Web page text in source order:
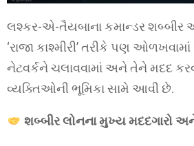
લશ્કર-એ-તૈયબાના કમાન્ડર
‘રાજા કાશ્મીરી’ તરીકે પણ
નેટવર્કને ચલાવવામાં અને તેને મદદ
વ્યક્તિઓની ભૂમિકા સામે આવી છે.
શબ્બીર લોનના મુખ્ય મદદગારો